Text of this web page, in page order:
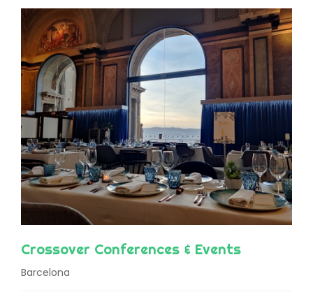
Crossover Conferences & Events
Barcelona